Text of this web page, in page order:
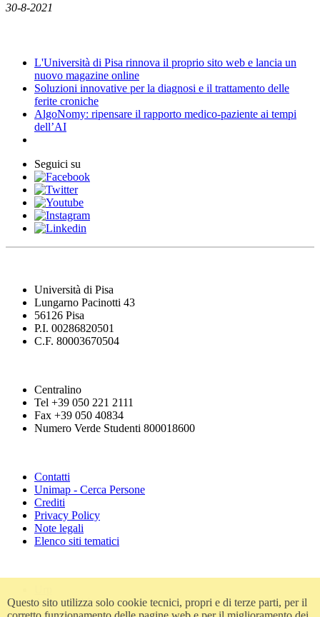
30-8-2021
L'Università di Pisa rinnova il proprio sito web e lancia un
nuovo magazine online
Soluzioni innovative per la diagnosi e il trattamento delle
ferite croniche
AlgoNomy: ripensare il rapporto medico-paziente ai tempi
dell’AI
Seguici su
Università di Pisa
Lungarno Pacinotti 43
56126 Pisa
P.I. 00286820501
C.F. 80003670504
Centralino
Tel +39 050 221 2111
Fax +39 050 40834
Numero Verde Studenti 800018600
Contatti
Unimap - Cerca Persone
Crediti
Privacy Policy
Note legali
Elenco siti tematici
Accessibilità
Questo sito utilizza solo cookie tecnici, propri e di terze parti, per il